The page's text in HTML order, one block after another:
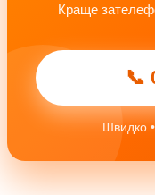
Краще
📞
Швидко